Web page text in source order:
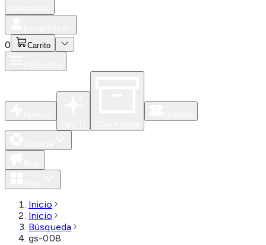
0 Carrito
Inicio
Inicio
Búsqueda
gs-008